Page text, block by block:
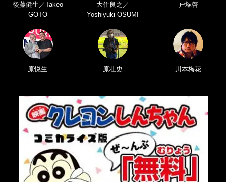
後藤健生／Takeo
GOTO
大住良之／
Yoshiyuki OSUMI
戸塚啓
原悦生 原壮史 川本梅花